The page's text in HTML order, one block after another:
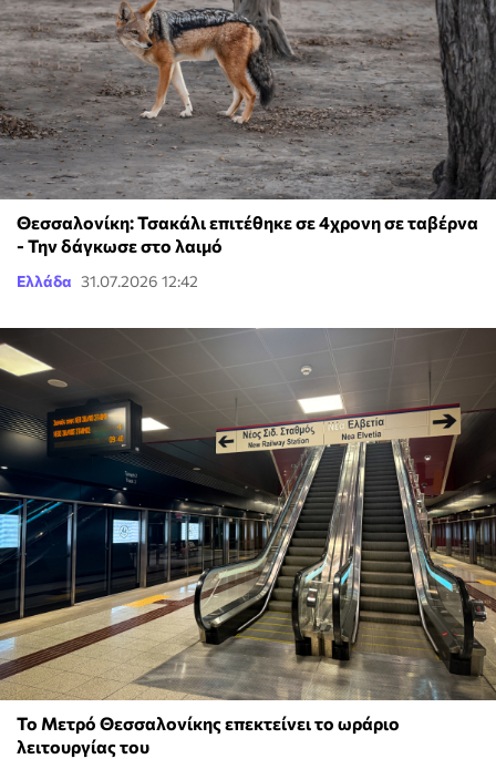
Θεσσαλονίκη: Τσακάλι επιτέθηκε σε 4χρονη σε ταβέρνα
- Την δάγκωσε στο λαιμό
Ελλάδα 31.07.2026 12:42
Το Μετρό Θεσσαλονίκης επεκτείνει το ωράριο
λειτουργίας του